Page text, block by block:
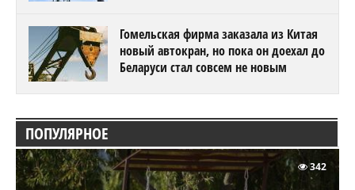
Гомельская фирма заказала из Китая
новый автокран, но пока он доехал до
Беларуси стал совсем не новым
ПОПУЛЯРНОЕ
342